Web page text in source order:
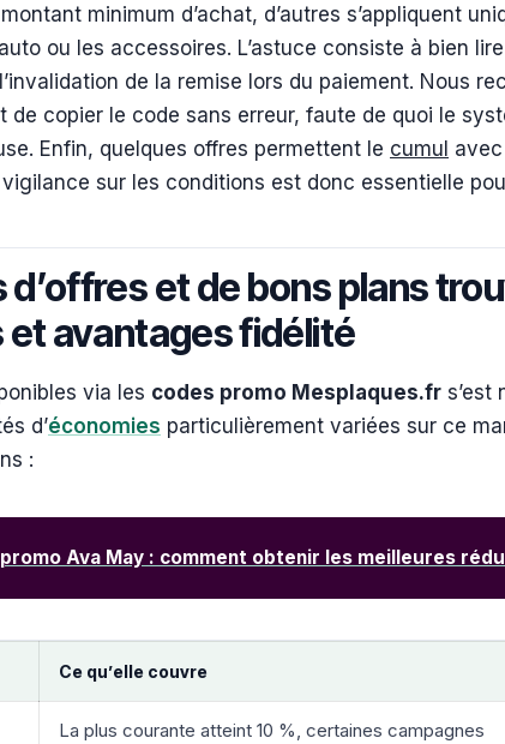
minimum d’achat, d’autres s’appliquent
ou les accessoires. L’astuce consiste à bien
de la remise lors du paiement. Nous
de copier le code sans erreur, faute de quoi le
Enfin, quelques offres permettent le cumul
vigilance sur les conditions est donc essentielle
et de bons plans
avantages fidélité
via les codes promo Mesplaques.fr s’est
d’économies particulièrement variées sur ce
:
Ava May : comment obtenir les meilleures
Ce qu’elle couvre
La plus courante atteint 10 %, certaines campagnes